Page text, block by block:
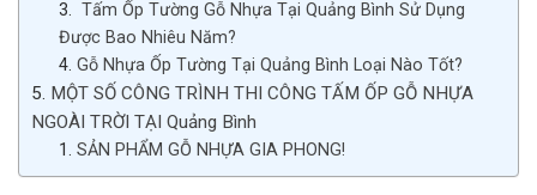
Tấm Ốp Tường Gỗ Nhựa Tại Quảng Bình Sử Dụng
Được Bao Nhiêu Năm?
Gỗ Nhựa Ốp Tường Tại Quảng Bình Loại Nào Tốt?
MỘT SỐ CÔNG TRÌNH THI CÔNG TẤM ỐP GỖ NHỰA
NGOÀI TRỜI TẠI Quảng Bình
SẢN PHẨM GỖ NHỰA GIA PHONG!